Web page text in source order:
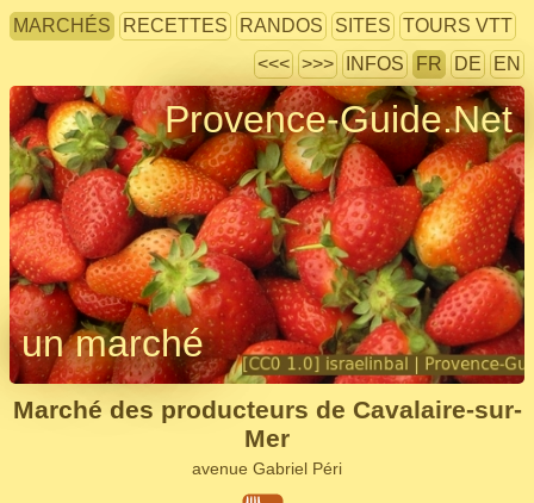
MARCHÉS RECETTES RANDOS SITES
TOURS VTT
<<< >>> INFOS FR DE EN
Provence-Guide.Net
un marché
Marché des producteurs de Cavalaire-sur-
Mer
avenue Gabriel Péri